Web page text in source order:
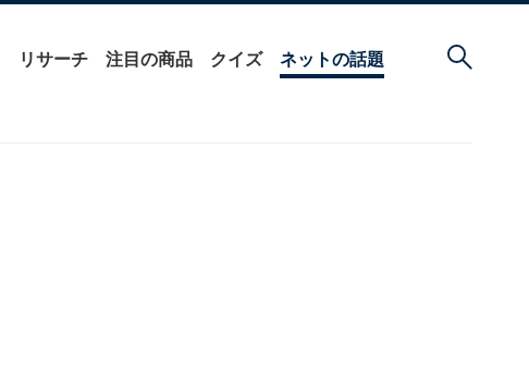
リサーチ 注目の商品 クイズ ネットの話題